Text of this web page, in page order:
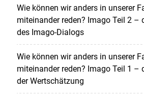
Wie können wir anders in unserer
miteinander reden? Imago Teil 2 –
des Imago-Dialogs
Wie können wir anders in unserer
miteinander reden? Imago Teil 1 –
der Wertschätzung